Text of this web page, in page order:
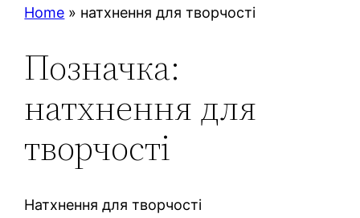
Home » натхнення для творчості
Позначка:
натхнення для
творчості
Натхнення для творчості